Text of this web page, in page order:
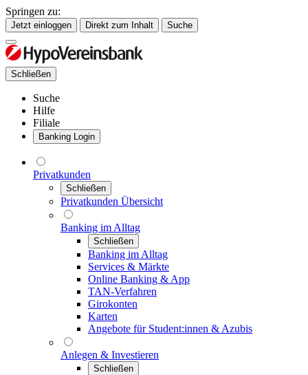
Springen zu:
Jetzt einloggen Direkt zum Inhalt Suche
Schließen
Suche
Hilfe
Filiale
Banking Login
Privatkunden
Schließen
Privatkunden Übersicht
Banking im Alltag
Schließen
Banking im Alltag
Services & Märkte
Online Banking & App
TAN-Verfahren
Girokonten
Karten
Angebote für Student:innen & Azubis
Anlegen & Investieren
Schließen